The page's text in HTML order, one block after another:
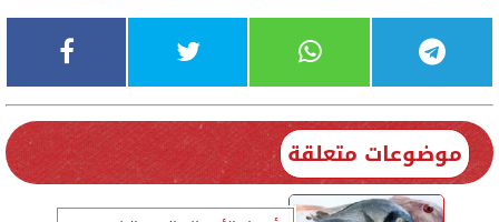
موضوعات متعلقة